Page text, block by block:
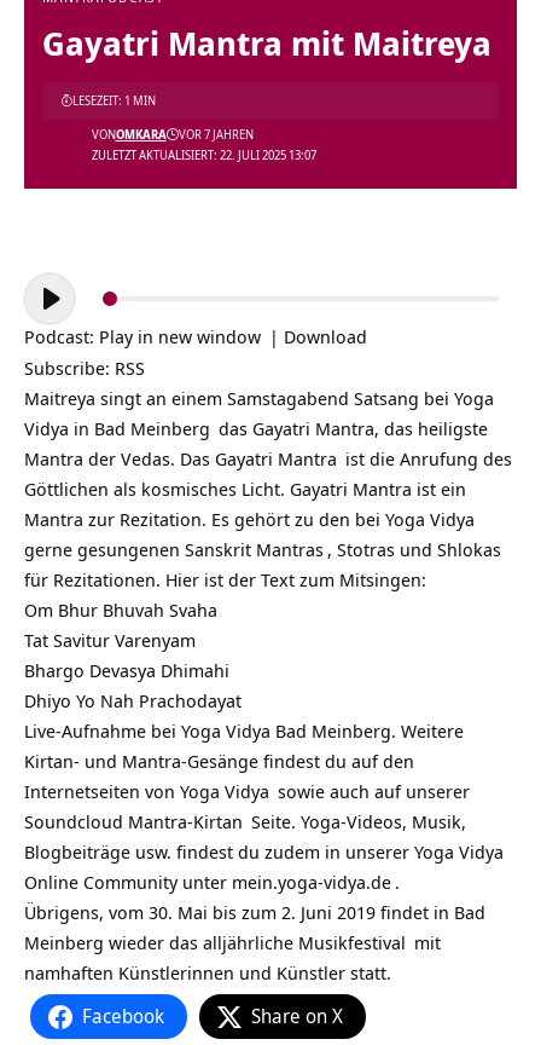
Gayatri Mantra mit Maitreya
ZULETZT AKTUALISIERT: 22. JULI 2025 13:07
VONOMKARA VOR 7 JAHREN
LESEZEIT: 1 MIN
Audio-
Player
Podcast: Play in new window | Download
Subscribe: RSS
Maitreya singt an einem Samstagabend Satsang bei Yoga
Vidya in Bad Meinberg das Gayatri Mantra, das heiligste
Mantra der Vedas. Das Gayatri Mantra ist die Anrufung des
Göttlichen als kosmisches Licht. Gayatri Mantra ist ein
Mantra zur Rezitation. Es gehört zu den bei Yoga Vidya
gerne gesungenen Sanskrit Mantras , Stotras und Shlokas
für Rezitationen. Hier ist der Text zum Mitsingen:
Om Bhur Bhuvah Svaha
Tat Savitur Varenyam
Bhargo Devasya Dhimahi
Dhiyo Yo Nah Prachodayat
Live-Aufnahme bei Yoga Vidya Bad Meinberg. Weitere
Kirtan- und Mantra-Gesänge findest du auf den
Internetseiten von Yoga Vidya sowie auch auf unserer
Soundcloud Mantra-Kirtan Seite. Yoga-Videos, Musik,
Blogbeiträge usw. findest du zudem in unserer Yoga Vidya
Online Community unter mein.yoga-vidya.de .
Übrigens, vom 30. Mai bis zum 2. Juni 2019 findet in Bad
Meinberg wieder das alljährliche Musikfestival mit
namhaften Künstlerinnen und Künstler statt.
Facebook Share on X